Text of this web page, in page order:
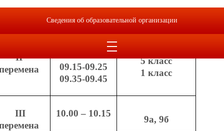
РЕЖИМ РАБОТЫ СТОЛОВОЙ
IСМЕНА
ОРГАНИЗОВАННОЕ ПИТАНИЕ
II
09.15-09.25
09.35-09.45
5 класс
1 класс
III
10.00 – 10.15
9а, 9б
Сведения об образовательной организации